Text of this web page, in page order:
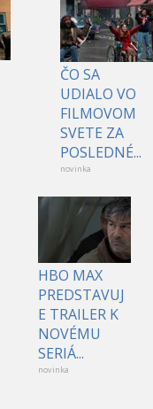
ČO SA
UDIALO VO
FILMOVOM
SVETE ZA
POSLEDNÉ...
novinka
HBO MAX
PREDSTAVUJ
E TRAILER K
NOVÉMU
SERIÁ...
novinka